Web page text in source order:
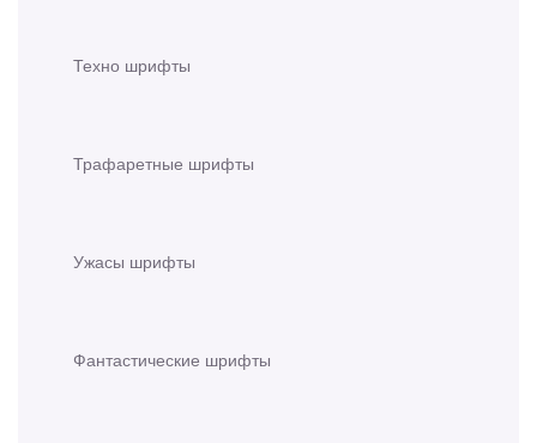
Техно шрифты
Трафаретные шрифты
Ужасы шрифты
Фантастические шрифты